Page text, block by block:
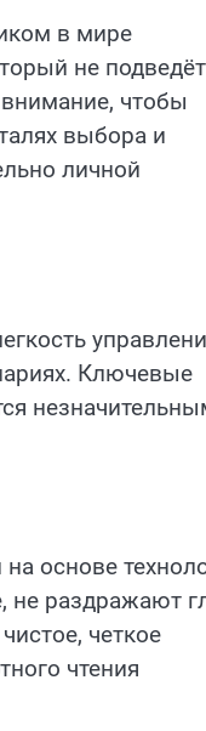
в мире
не
чтобы
выбора и
личной
Ключевые
основе
не раздражают
четкое
чтения